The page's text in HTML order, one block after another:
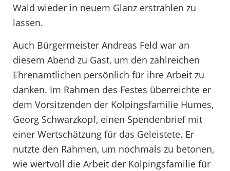
Wald wieder in neuem Glanz erstrahlen zu
lassen.
Auch Bürgermeister Andreas Feld war an
diesem Abend zu Gast, um den zahlreichen
Ehrenamtlichen persönlich für ihre Arbeit zu
danken. Im Rahmen des Festes überreichte er
dem Vorsitzenden der Kolpingsfamilie Humes,
Georg Schwarzkopf, einen Spendenbrief mit
einer Wertschätzung für das Geleistete. Er
nutzte den Rahmen, um nochmals zu betonen,
wie wertvoll die Arbeit der Kolpingsfamilie für